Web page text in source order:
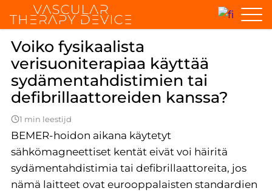
Home Yleiset kysymykset Voidaanko fysikaalista
Voiko fysikaalista
verisuoniterapiaa käyttää
sydämentahdistimien tai
defibrillaattoreiden kanssa?
1 min leestijd
BEMER-hoidon aikana käytetyt
sähkömagneettiset kentät eivät voi häiritä
sydämentahdistimia tai defibrillaattoreita, jos
nämä laitteet ovat eurooppalaisten standardien